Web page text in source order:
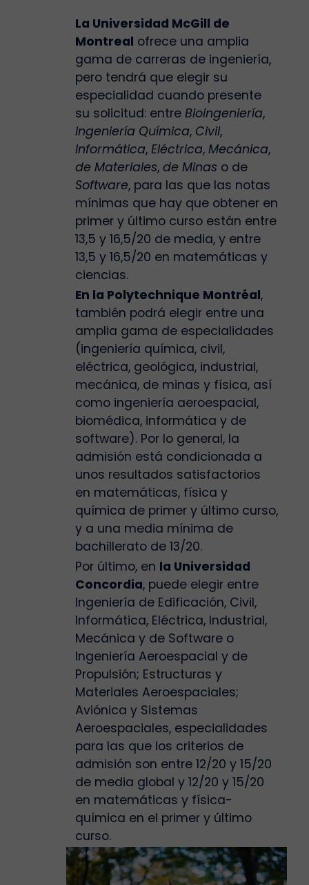
La Universidad McGill de
Montreal ofrece una amplia
gama de carreras de ingeniería,
pero tendrá que elegir su
especialidad cuando presente
su solicitud: entre Bioingeniería,
Ingeniería Química, Civil,
Informática, Eléctrica, Mecánica,
de Materiales, de Minaso de
Software, para las que las notas
mínimas que hay que obtener en
primer y último curso están entre
13,5 y 16,5/20 de media, y entre
13,5 y 16,5/20 en matemáticas y
ciencias.
En la Polytechnique Montréal,
también podrá elegir entre una
amplia gama de especialidades
(ingeniería química, civil,
eléctrica, geológica, industrial,
mecánica, de minas y física, así
como ingeniería aeroespacial,
biomédica, informática y de
software). Por lo general, la
admisión está condicionada a
unos resultados satisfactorios
en matemáticas, física y
química de primer y último curso,
y a una media mínima de
bachillerato de 13/20.
Por último, en la Universidad
Concordia, puede elegir entre
Ingeniería de Edificación, Civil,
Informática, Eléctrica, Industrial,
Mecánica y de Software o
Ingeniería Aeroespacial y de
Propulsión; Estructuras y
Materiales Aeroespaciales;
Aviónica y Sistemas
Aeroespaciales, especialidades
para las que los criterios de
admisión son entre 12/20 y 15/20
de media global y 12/20 y 15/20
en matemáticas y física-
química en el primer y último
curso.